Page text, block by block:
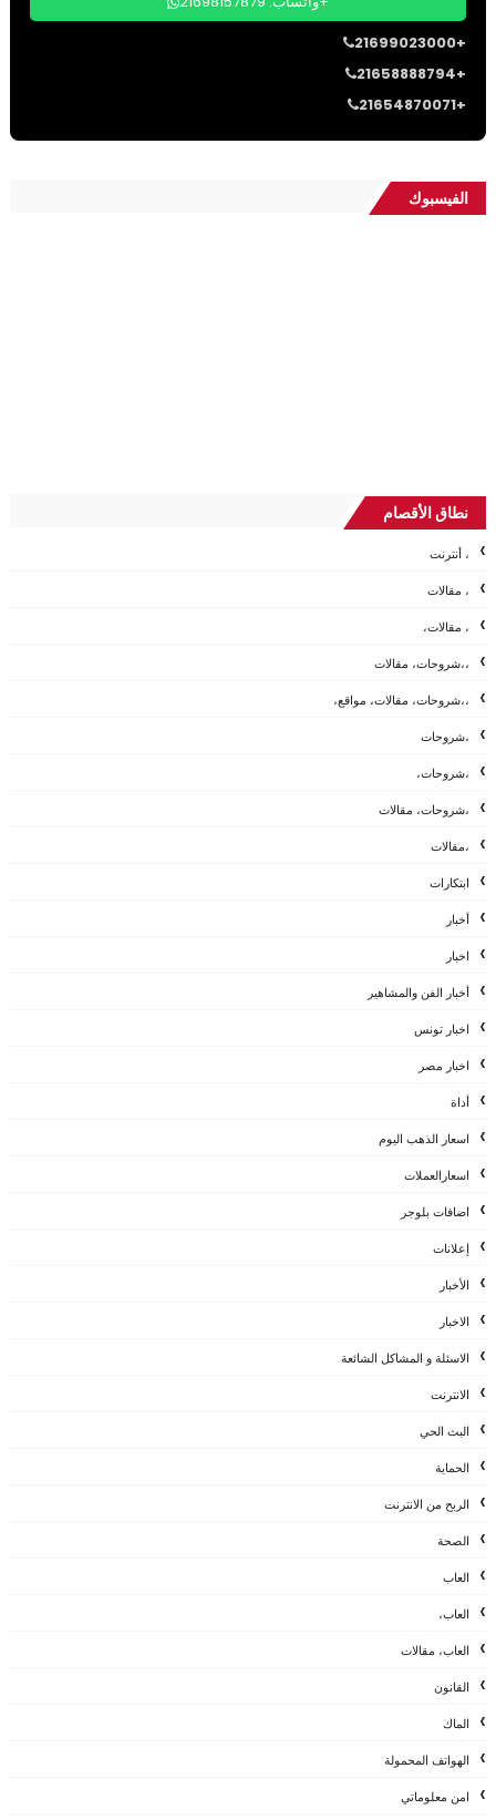
21699023000+
21658888794+
21654870071+
الفيسبوك
نطاق الأقصام
، أنترنت
، مقالات
، مقالات،
،،شروحات، مقالات
،،شروحات، مقالات، مواقع،
،شروحات
،شروحات،
،شروحات، مقالات
،مقالات
ابتكارات
أخبار
اخبار
أخبار الفن والمشاهير
اخبار تونس
اخبار مصر
أداة
اسعار الذهب اليوم
اسعارالعملات
اضافات بلوجر
إعلانات
الأخبار
الاخبار
الاسئلة و المشاكل الشائعة
الانترنت
البث الحي
الحماية
الربح من الانترنت
الصحة
العاب
العاب،
العاب، مقالات
القانون
الماك
الهواتف المحمولة
امن معلوماتي